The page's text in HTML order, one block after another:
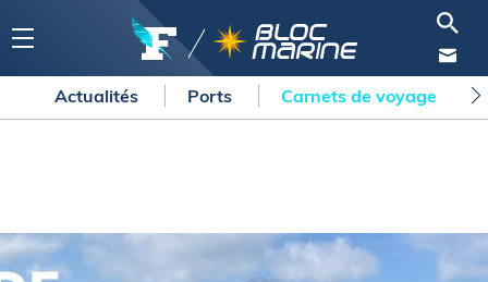
Actualités Ports Carnets de voyage